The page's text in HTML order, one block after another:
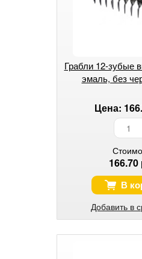
Грабли 12-зубые
эмаль, без
Цена:
166.70
В
Добавить в